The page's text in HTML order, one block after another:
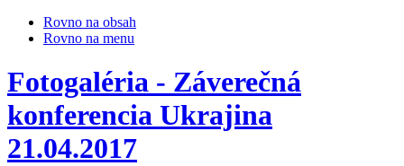
Rovno na obsah
Rovno na menu
Fotogaléria - Záverečná
konferencia Ukrajina
21.04.2017